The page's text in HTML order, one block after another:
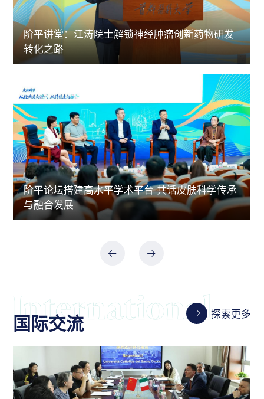
阶平讲堂：江涛院士解锁神经肿瘤创新药物研发
转化之路
阶平论坛搭建高水平学术平台 共话皮肤科学传承
与融合发展
国际交流 探索更多